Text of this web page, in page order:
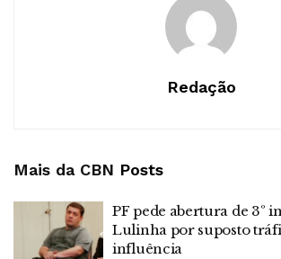
Redação
Mais da CBN Posts
PF pede abertura de 3º
Lulinha por suposto
influência